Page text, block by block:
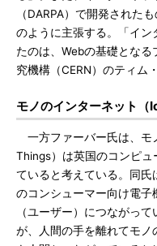
（DARPA）で開発された
のように主張する。「イン
たのは、Webの基礎とな
究機構（CERN）のティム
モノのインターネット（
一方ファーバー氏は、モ
Things）は英国のコンピ
ていると考えている。同
のコンシューマー向け電子
（ユーザー）につながっ
が、人間の手を離れてモノ